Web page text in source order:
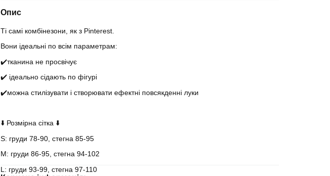
Опис
Ті самі комбінезони, як з Pinterest.
Вони ідеальні по всім параметрам:
✔️тканина не просвічує
✔️ ідеально сідають по фігурі
✔️можна стилізувати і створювати ефектні повсякденні луки
⬇️ Розмірна сітка ⬇️
S: груди 78-90, стегна 85-95
М: груди 86-95, стегна 94-102
L: груди 93-99, стегна 97-110